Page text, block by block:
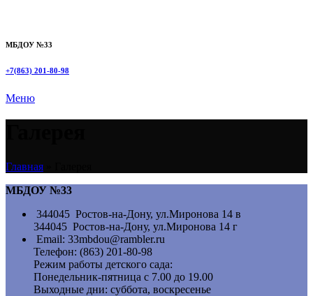
МБДОУ №33
+7(863) 201-80-98
Меню
Главная
МБДОУ №33
344045 Ростов-на-Дону, ул.Миронова 14 в
344045 Ростов-на-Дону, ул.Миронова 14 г
Email: 33mbdou@rambler.ru
Телефон: (863) 201-80-98
Режим работы детского сада:
Понедельник-пятница с 7.00 до 19.00
Выходные дни: суббота, воскресенье